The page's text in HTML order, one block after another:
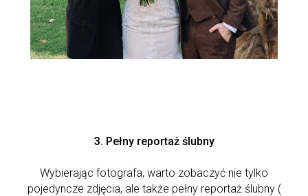
3. Pełny reportaż ślubny
Wybierając fotografa, warto zobaczyć nie tylko
pojedyncze zdjęcia, ale także pełny reportaż ślubny (